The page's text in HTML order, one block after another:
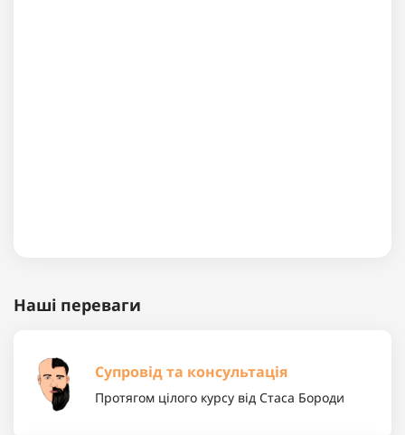
Наші переваги
Супровід та консультація
Протягом цілого курсу від Стаса Бороди